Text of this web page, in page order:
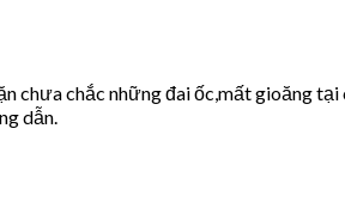
chắc những đai ốc,mất gioăng
dẫn.